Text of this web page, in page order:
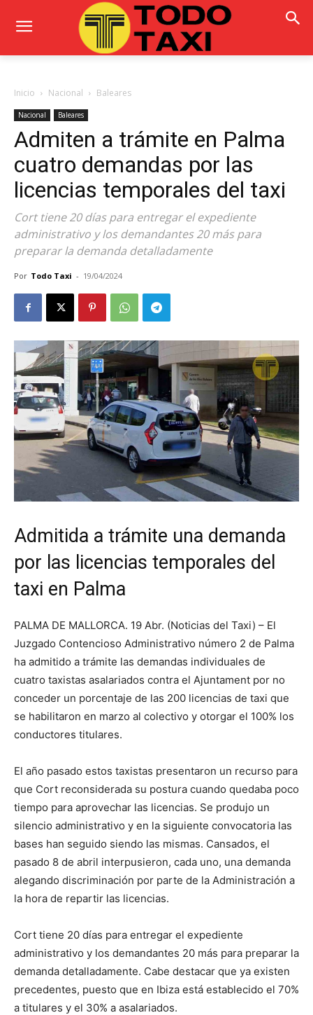
Inicio Nacional Baleares
Nacional Baleares
Admiten a trámite en Palma
cuatro demandas por las
licencias temporales del taxi
Cort tiene 20 días para entregar el expediente
administrativo y los demandantes 20 más para
preparar la demanda detalladamente
Por Todo Taxi - 19/04/2024
Admitida a trámite una demanda
por las licencias temporales del
taxi en Palma
PALMA DE MALLORCA. 19 Abr. (Noticias del Taxi) – El
Juzgado Contencioso Administrativo número 2 de Palma
ha admitido a trámite las demandas individuales de
cuatro taxistas asalariados contra el Ajuntament por no
conceder un porcentaje de las 200 licencias de taxi que
se habilitaron en marzo al colectivo y otorgar el 100% los
conductores titulares.
El año pasado estos taxistas presentaron un recurso para
que Cort reconsiderada su postura cuando quedaba poco
tiempo para aprovechar las licencias. Se produjo un
silencio administrativo y en la siguiente convocatoria las
bases han seguido siendo las mismas. Cansados, el
pasado 8 de abril interpusieron, cada uno, una demanda
alegando discriminación por parte de la Administración a
la hora de repartir las licencias.
Cort tiene 20 días para entregar el expediente
administrativo y los demandantes 20 más para preparar la
demanda detalladamente. Cabe destacar que ya existen
precedentes, puesto que en Ibiza está establecido el 70%
a titulares y el 30% a asalariados.